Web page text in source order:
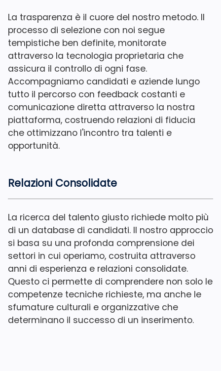
La trasparenza è il cuore del nostro metodo. Il
processo di selezione con noi segue
tempistiche ben definite, monitorate
attraverso la tecnologia proprietaria che
assicura il controllo di ogni fase.
Accompagniamo candidati e aziende lungo
tutto il percorso con feedback costanti e
comunicazione diretta attraverso la nostra
piattaforma, costruendo relazioni di fiducia
che ottimizzano l'incontro tra talenti e
opportunità.
Relazioni Consolidate
La ricerca del talento giusto richiede molto più
di un database di candidati. Il nostro approccio
si basa su una profonda comprensione dei
settori in cui operiamo, costruita attraverso
anni di esperienza e relazioni consolidate.
Questo ci permette di comprendere non solo le
competenze tecniche richieste, ma anche le
sfumature culturali e organizzative che
determinano il successo di un inserimento.